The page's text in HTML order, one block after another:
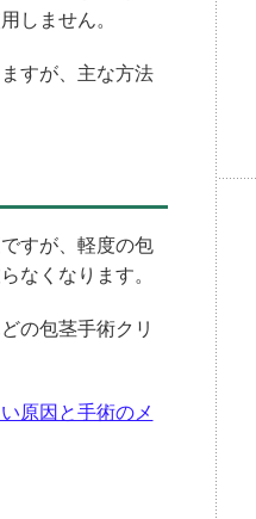
しません。
すが、主な方法
すが、軽度の包
なくなります。
の包茎手術クリ
原因と手術のメ